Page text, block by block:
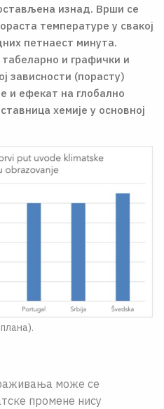
изнад. Врши се
температуре у свакој
петнаест минута.
табеларно и графички и
зависности (порасту)
и ефекат на глобално
хемије у основној
може се
промене нису